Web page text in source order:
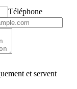
Téléphone
et servent